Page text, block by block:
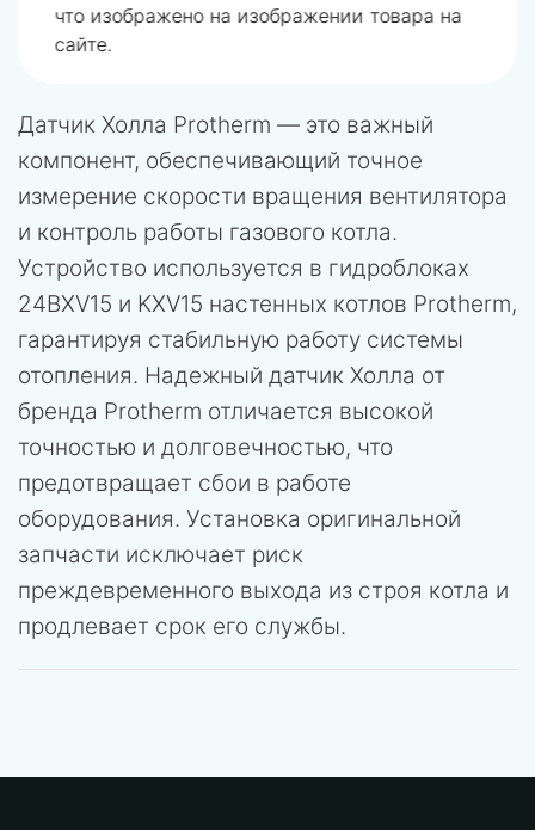
что изображено на изображении товара на
сайте.
Датчик Холла Protherm — это важный
компонент, обеспечивающий точное
измерение скорости вращения вентилятора
и контроль работы газового котла.
Устройство используется в гидроблоках
24BXV15 и KXV15 настенных котлов Protherm,
гарантируя стабильную работу системы
отопления. Надежный датчик Холла от
бренда Protherm отличается высокой
точностью и долговечностью, что
предотвращает сбои в работе
оборудования. Установка оригинальной
запчасти исключает риск
преждевременного выхода из строя котла и
продлевает срок его службы.